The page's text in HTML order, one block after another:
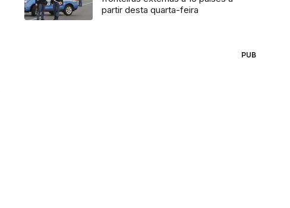
partir desta quarta-feira
PUB